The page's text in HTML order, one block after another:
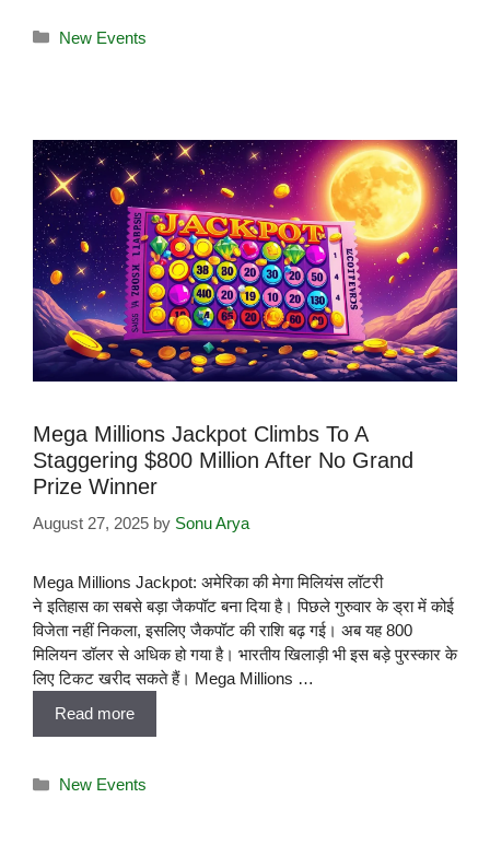
New Events
Mega Millions Jackpot Climbs To A
Staggering $800 Million After No Grand
Prize Winner
August 27, 2025 by Sonu Arya
Mega Millions Jackpot: अमेरिका की मेगा मिलियंस लॉटरी
ने इतिहास का सबसे बड़ा जैकपॉट बना दिया है। पिछले गुरुवार के ड्रा में कोई
विजेता नहीं निकला, इसलिए जैकपॉट की राशि बढ़ गई। अब यह 800
मिलियन डॉलर से अधिक हो गया है। भारतीय खिलाड़ी भी इस बड़े पुरस्कार के
लिए टिकट खरीद सकते हैं। Mega Millions …
Read more
New Events